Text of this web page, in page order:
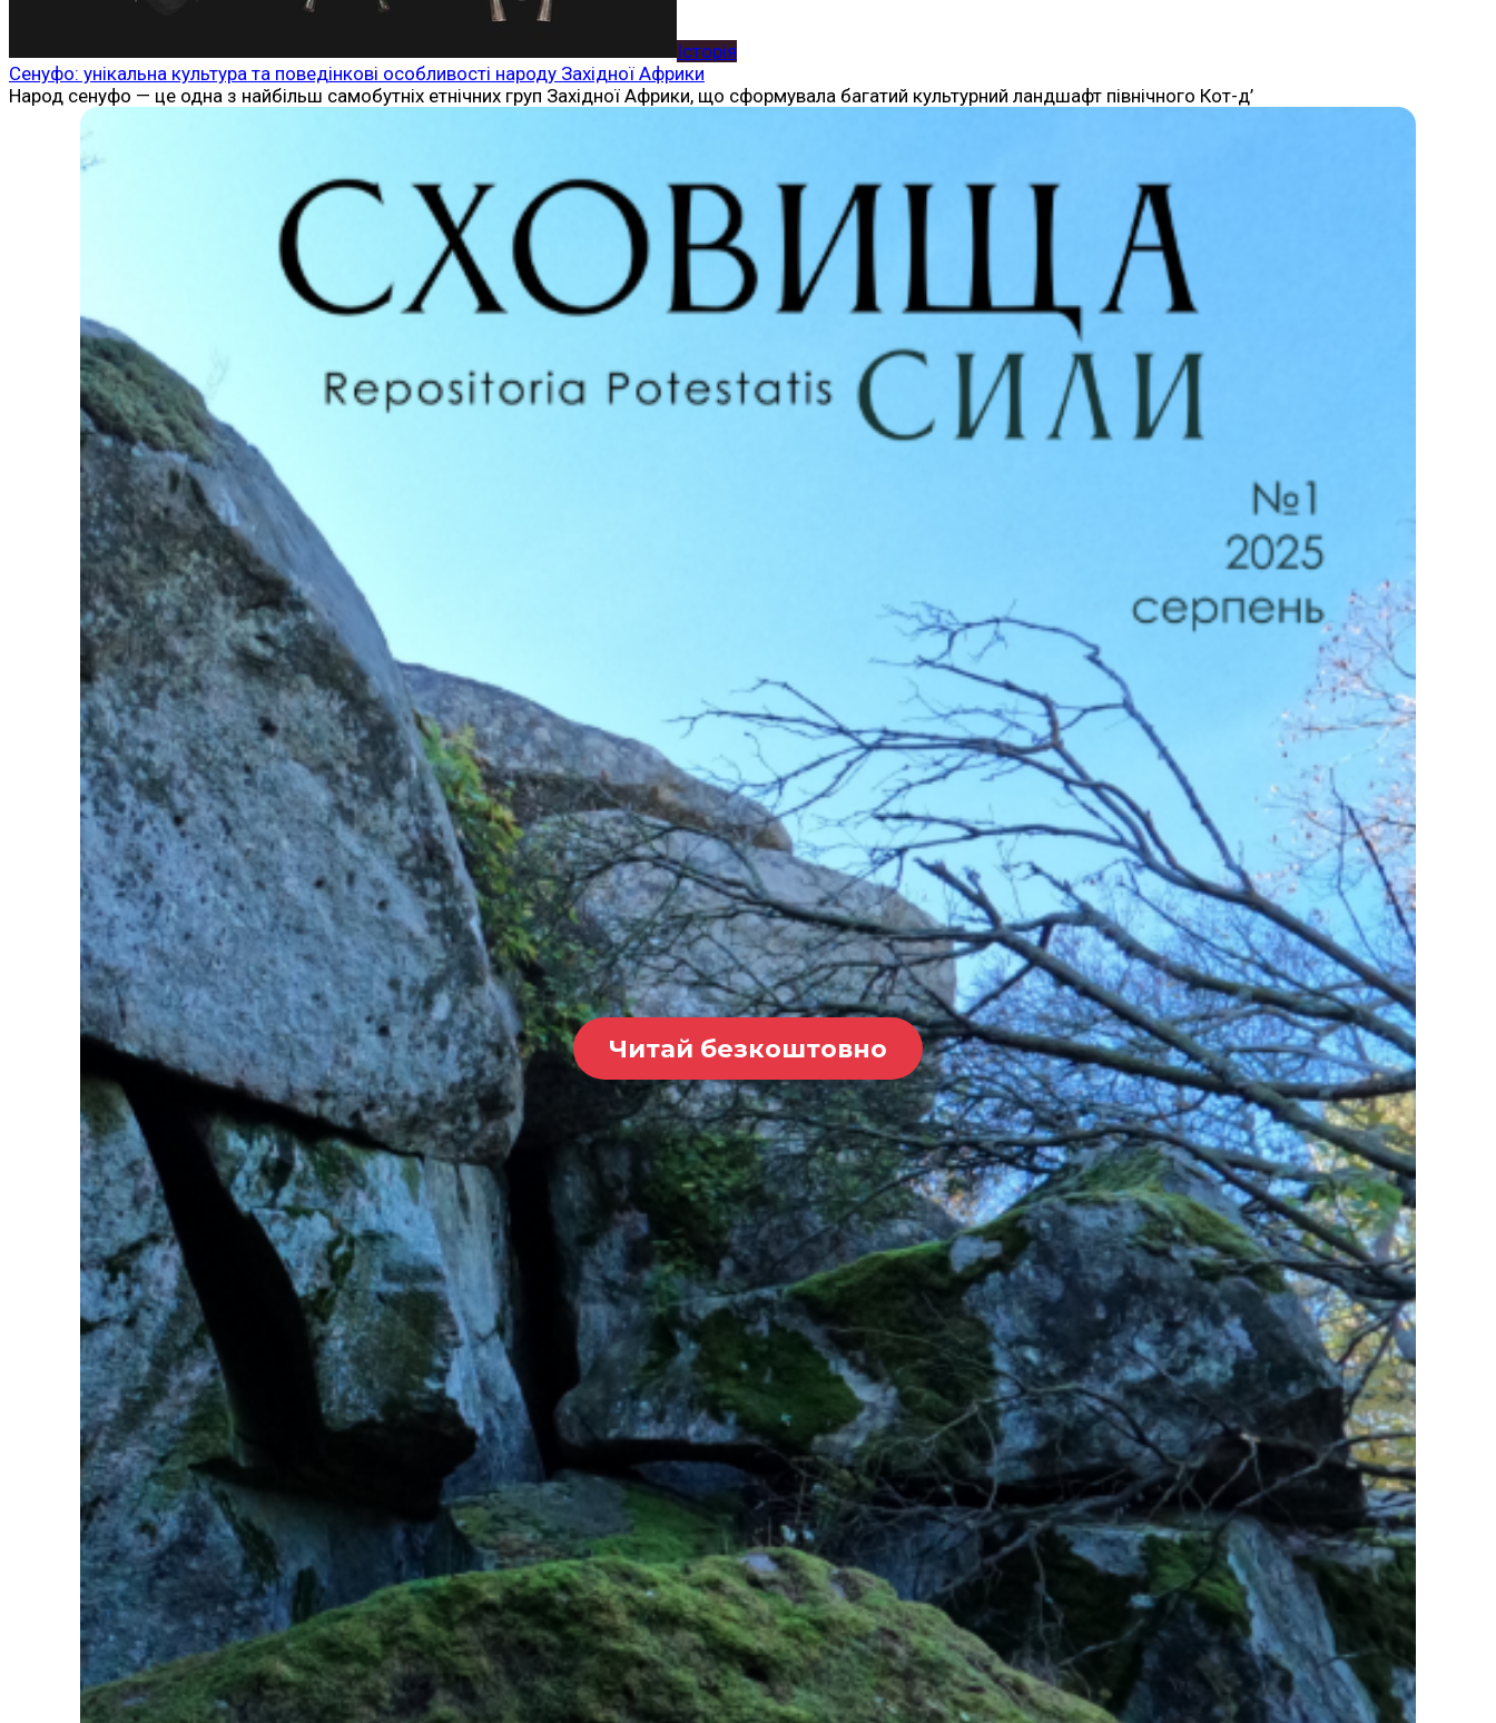
Історія
Сенуфо: унікальна культура та поведінкові особливості народу Західної Африки
Народ сенуфо — це одна з найбільш самобутніх етнічних груп Західної Африки, що сформувала багатий культурний ландшафт північного Кот-д’
Читай безкоштовно